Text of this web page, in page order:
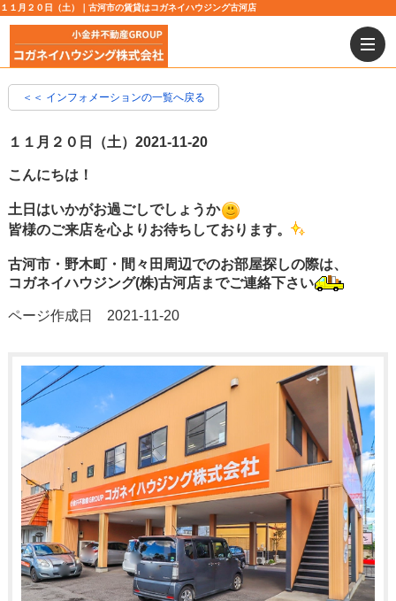
１１月２０日（土）｜古河市の賃貸はコガネイハウジング古河店
＜＜ インフォメーションの一覧へ戻る
１１月２０日（土） 2021-11-20
こんにちは！
土日はいかがお過ごしでしょうか
皆様のご来店を心よりお待ちしております。
古河市・野木町・間々田周辺でのお部屋探しの際は、
コガネイハウジング(株)古河店までご連絡下さい
ページ作成日 2021-11-20